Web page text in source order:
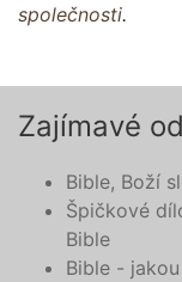
společnosti.
Zajímavé
Bible, Boží
Špičkové
Bible
Bible -